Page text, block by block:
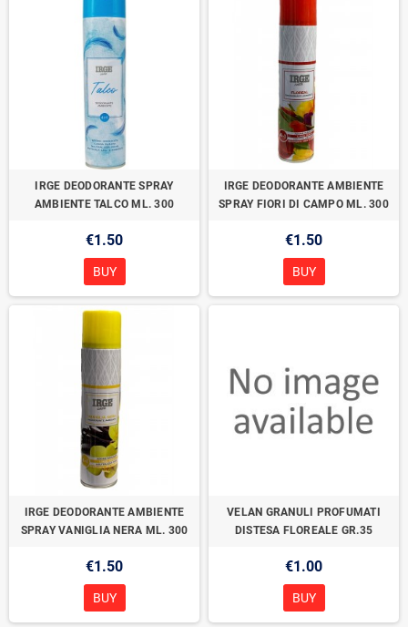
IRGE DEODORANTE SPRAY
AMBIENTE TALCO ML. 300
€1.50
BUY
IRGE DEODORANTE AMBIENTE
SPRAY FIORI DI CAMPO ML. 300
€1.50
BUY
IRGE DEODORANTE AMBIENTE
SPRAY VANIGLIA NERA ML. 300
€1.50
BUY
VELAN GRANULI PROFUMATI
DISTESA FLOREALE GR.35
€1.00
BUY